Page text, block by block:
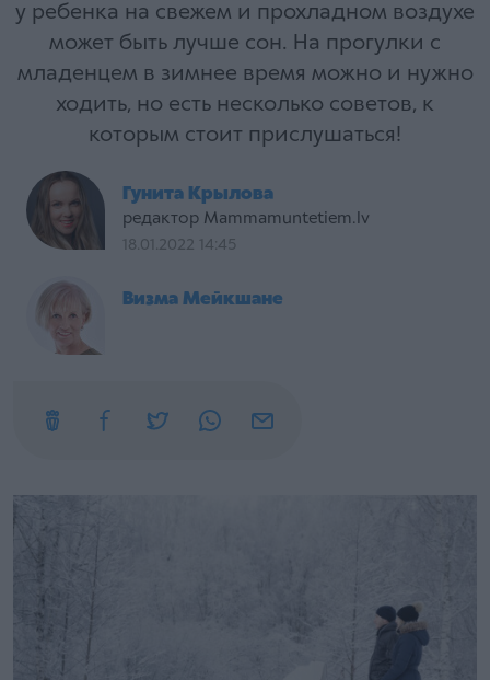
у ребенка на свежем и прохладном воздухе
может быть лучше сон. На прогулки с
младенцем в зимнее время можно и нужно
ходить, но есть несколько советов, к
которым стоит прислушаться!
Гунита Крылова
редактор Mammamuntetiem.lv
18.01.2022 14:45
Визма Мейкшане